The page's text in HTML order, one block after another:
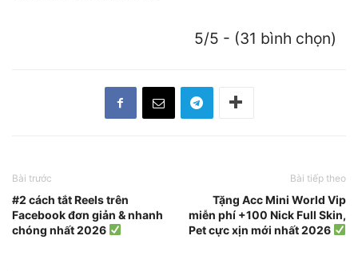
5/5 - (31 bình chọn)
Bài trước
#2 cách tắt Reels trên
Facebook đơn giản & nhanh
chóng nhất 2026
Bài tiếp theo
Tặng Acc Mini World Vip
miễn phí +100 Nick Full Skin,
Pet cực xịn mới nhất 2026